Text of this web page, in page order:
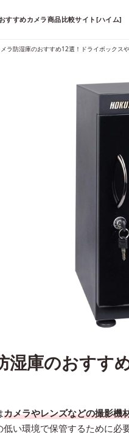
おすすめカメラ商品比較サイト[ハイム]
ラ防湿庫のおすすめ12選！ドライボックス
湿庫のおすす
カメラやレンズなどの撮影機
い環境で保管するために必